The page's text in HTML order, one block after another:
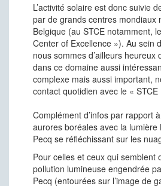
L’activité solaire est donc suivie
par de grands centres mondiaux
Belgique (au STCE notamment,
Center of Excellence »). Au sein
nous sommes d’ailleurs heureux
dans ce domaine aussi
complexe mais aussi important,
contact quotidien avec le « STCE
Complément d’infos par rapport
aurores boréales avec la lumière
Pecq se réfléchissant sur les
Pour celles et ceux qui semblent
pollution lumineuse engendrée
Pecq (entourées sur l’image de